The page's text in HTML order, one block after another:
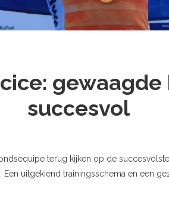
succesvol
terug kijken op de
Een uitgekiend trainingsschema en een